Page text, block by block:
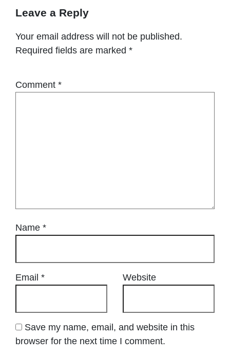
Leave a Reply
Your email address will not be published.
Required fields are marked *
Comment *
Name *
Email * Website
Save my name, email, and website in this
browser for the next time I comment.